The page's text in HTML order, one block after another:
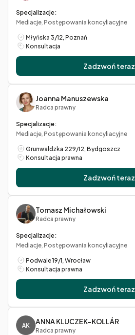
Specjalizacje:
Mediacje, Postępowania koncyliacyjne
Młyńska 3/12, Poznań
Konsultacja
Zadzwoń teraz
Joanna Manuszewska
Radca prawny
Specjalizacje:
Mediacje, Postępowania koncyliacyjne
Grunwaldzka 229/12, Bydgoszcz
Konsultacja prawna
Zadzwoń teraz
Tomasz Michałowski
Radca prawny
Specjalizacje:
Mediacje, Postępowania koncyliacyjne
Podwale 19/1, Wrocław
Konsultacja prawna
Zadzwoń teraz
AK ANNA KLUCZEK-KOLLÁR
Radca prawny